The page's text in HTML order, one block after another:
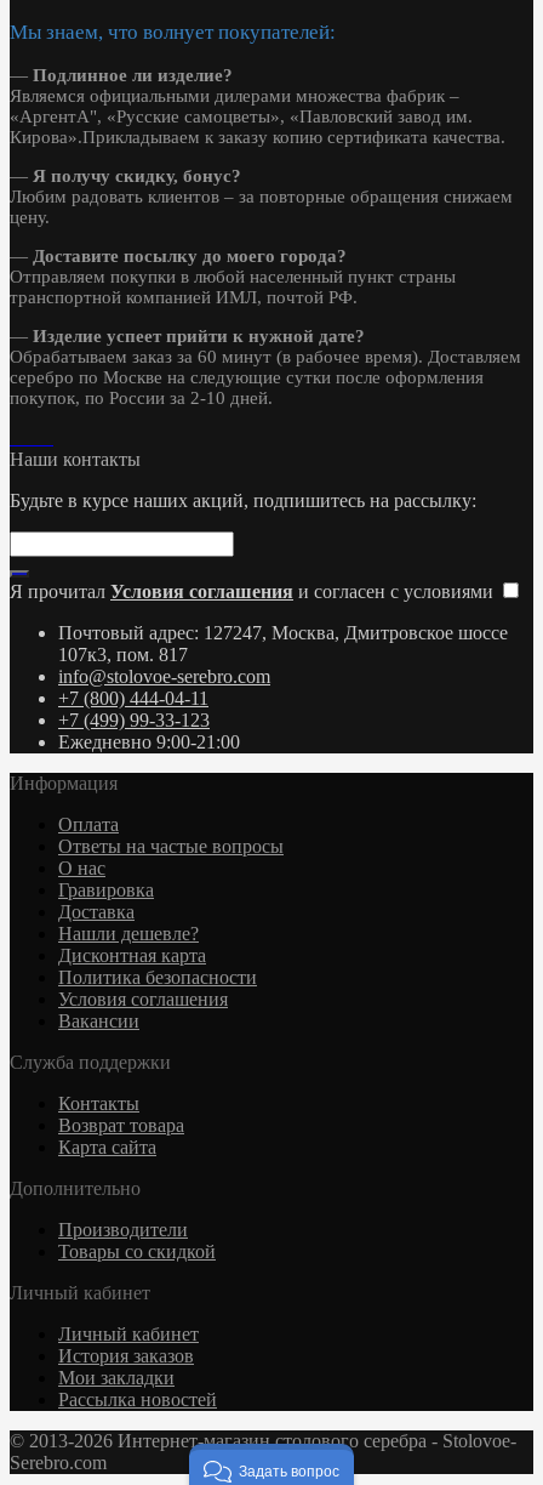
Мы знаем, что волнует покупателей:
— Подлинное ли изделие?
Являемся официальными дилерами множества фабрик –
«АргентА", «Русские самоцветы», «Павловский завод им.
Кирова».Прикладываем к заказу копию сертификата качества.
— Я получу скидку, бонус?
Любим радовать клиентов – за повторные обращения снижаем
цену.
— Доставите посылку до моего города?
Отправляем покупки в любой населенный пункт страны
транспортной компанией ИМЛ, почтой РФ.
— Изделие успеет прийти к нужной дате?
Обрабатываем заказ за 60 минут (в рабочее время). Доставляем
серебро по Москве на следующие сутки после оформления
покупок, по России за 2-10 дней.
Наши контакты
Будьте в курсе наших акций, подпишитесь на рассылку:
Я прочитал Условия соглашения и согласен с условиями
Почтовый адрес: 127247, Москва, Дмитровское шоссе
107к3, пом. 817
info@stolovoe-serebro.com
+7 (800) 444-04-11
+7 (499) 99-33-123
Ежедневно 9:00-21:00
Информация
Оплата
Ответы на частые вопросы
О нас
Гравировка
Доставка
Нашли дешевле?
Дисконтная карта
Политика безопасности
Условия соглашения
Вакансии
Служба поддержки
Контакты
Возврат товара
Карта сайта
Дополнительно
Производители
Товары со скидкой
Личный кабинет
Личный кабинет
История заказов
Мои закладки
Рассылка новостей
© 2013-2026 Интернет-магазин столового серебра - Stolovoe-
Serebro.com
Задать вопрос